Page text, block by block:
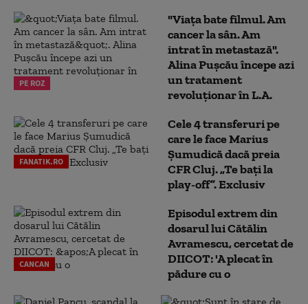
PE ROZ
"Viața bate filmul. Am
cancer la sân. Am
intrat în metastază".
Alina Pușcău începe azi
un tratament
revoluționar în L.A.
FANATIK.RO
Cele 4 transferuri pe
care le face Marius
Șumudică dacă preia
CFR Cluj. „Te bați la
play-off”. Exclusiv
CANCAN
Episodul extrem din
dosarul lui Cătălin
Avramescu, cercetat de
DIICOT: 'A plecat în
pădure cu o